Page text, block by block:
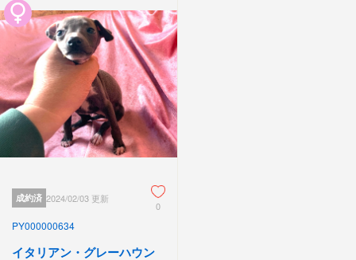
成約済 2024/02/03 更新
0
PY000000634
イタリアン・グレーハウン